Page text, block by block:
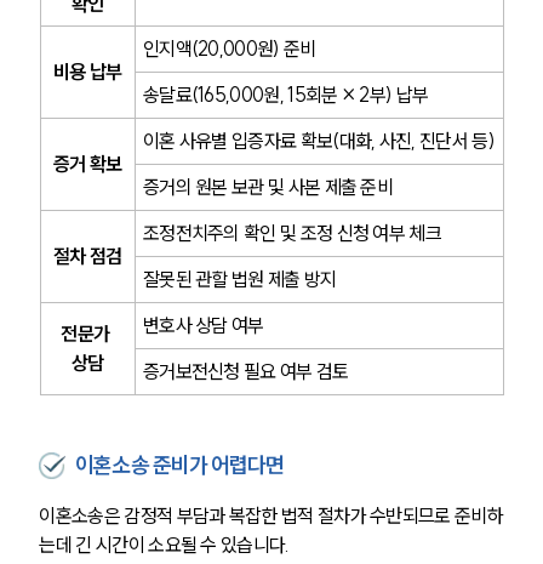
비용 납부
인지액(20,000원) 준비
송달료(165,000원, 15회분 × 2부) 납부
증거 확보
이혼 사유별 입증자료 확보(대화, 사진, 진단서 등)
증거의 원본 보관 및 사본 제출 준비
절차 점검
조정전치주의 확인 및 조정 신청 여부 체크
잘못된 관할 법원 제출 방지
전문가
상담
변호사 상담 여부
증거보전신청 필요 여부 검토
이혼소송 준비가 어렵다면
이혼소송은 감정적 부담과 복잡한 법적 절차가 수반되므로 준비하
는데 긴 시간이 소요될 수 있습니다.